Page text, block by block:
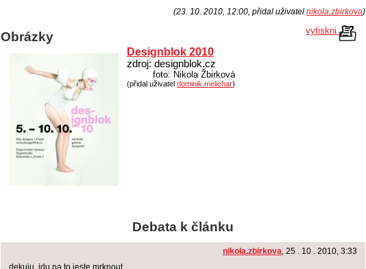
(23. 10. 2010, 12:00, přidal uživatel nikola.zbirkova)
vytiskni
Obrázky
Designblok 2010
zdroj: designblok.cz
foto: Nikola Žbirková
(přidal uživatel dominik.melichar)
Debata k článku
nikola.zbirkova, 25 . 10 . 2010, 3:33
dekuju, jdu na to jeste mrknout